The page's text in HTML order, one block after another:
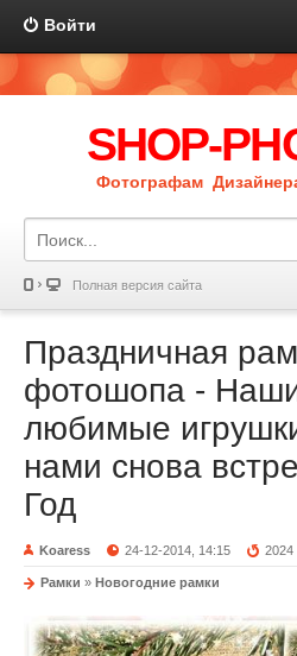
Войти
SHOP-
Фотографам
Полная версия сайта
Праздничная
фотошопа -
любимые
нами снова
Год
Koaress 24-12-2014, 14:15 2024
Рамки » Новогодние рамки